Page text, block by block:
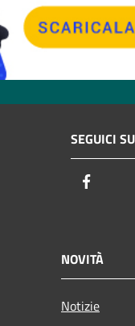
SEGUICI SU
NOVITÀ
Notizie